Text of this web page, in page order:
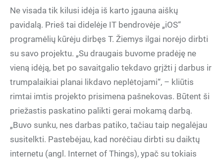
Ne visada tik kilusi idėja iš karto įgauna aiškų
pavidalą. Prieš tai didelėje IT bendrovėje „iOS“
programėlių kūrėju dirbęs T. Žiemys ilgai norėjo dirbti
su savo projektu. „Su draugais buvome pradėję ne
vieną idėją, bet po savaitgalio tekdavo grįžti į darbus ir
trumpalaikiai planai likdavo neplėtojami“, – kliūtis
rimtai imtis projekto prisimena pašnekovas. Būtent ši
priežastis paskatino palikti gerai mokamą darbą.
„Buvo sunku, nes darbas patiko, tačiau taip negalėjau
susitelkti. Pastebėjau, kad norėčiau dirbti su daiktų
internetu (angl. Internet of Things), ypač su tokiais